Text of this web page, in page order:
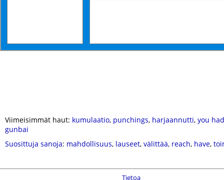
Viimeisimmät haut: kumulaatio, punchings, harjaannutti, you
gunbai
Suosittuja sanoja: mahdollisuus, lauseet, välittää, reach, have,
Tietoa